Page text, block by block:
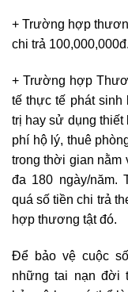
+ Trường hợp
chi trả 100,000,000đ.
+ Trường hợp
tế thực tế phát sinh
trị hay sử dụng thiết
phí hộ lý, thuê
trong thời gian nằm
đa 180 ngày/năm.
quá số tiền chi trả
hợp thương tật đó.
Để bảo vệ cuộc
những tai nạn đời